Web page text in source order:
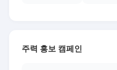
주력 홍보 캠페인